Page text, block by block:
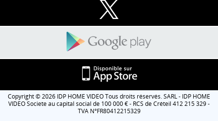
Copyright © 2026 IDP HOME VIDEO Tous droits réservés. SARL - IDP HOME
VIDEO Societe au capital social de 100 000 € - RCS de Créteil 412 215 329 -
TVA N°FR80412215329